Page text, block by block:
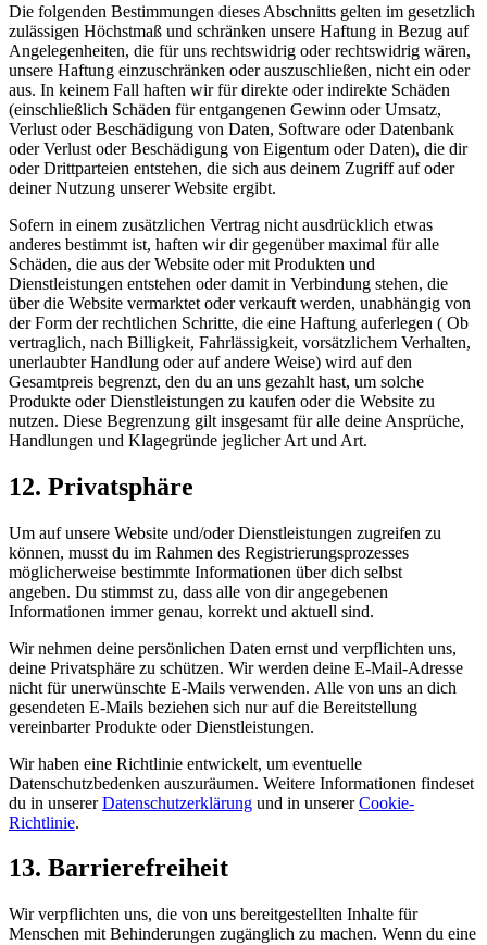
Die folgenden Bestimmungen dieses Abschnitts gelten im gesetzlich
zulässigen Höchstmaß und schränken unsere Haftung in Bezug auf
Angelegenheiten, die für uns rechtswidrig oder rechtswidrig wären,
unsere Haftung einzuschränken oder auszuschließen, nicht ein oder
aus. In keinem Fall haften wir für direkte oder indirekte Schäden
(einschließlich Schäden für entgangenen Gewinn oder Umsatz,
Verlust oder Beschädigung von Daten, Software oder Datenbank
oder Verlust oder Beschädigung von Eigentum oder Daten), die dir
oder Drittparteien entstehen, die sich aus deinem Zugriff auf oder
deiner Nutzung unserer Website ergibt.
Sofern in einem zusätzlichen Vertrag nicht ausdrücklich etwas
anderes bestimmt ist, haften wir dir gegenüber maximal für alle
Schäden, die aus der Website oder mit Produkten und
Dienstleistungen entstehen oder damit in Verbindung stehen, die
über die Website vermarktet oder verkauft werden, unabhängig von
der Form der rechtlichen Schritte, die eine Haftung auferlegen ( Ob
vertraglich, nach Billigkeit, Fahrlässigkeit, vorsätzlichem Verhalten,
unerlaubter Handlung oder auf andere Weise) wird auf den
Gesamtpreis begrenzt, den du an uns gezahlt hast, um solche
Produkte oder Dienstleistungen zu kaufen oder die Website zu
nutzen. Diese Begrenzung gilt insgesamt für alle deine Ansprüche,
Handlungen und Klagegründe jeglicher Art und Art.
12. Privatsphäre
Um auf unsere Website und/oder Dienstleistungen zugreifen zu
können, musst du im Rahmen des Registrierungsprozesses
möglicherweise bestimmte Informationen über dich selbst
angeben. Du stimmst zu, dass alle von dir angegebenen
Informationen immer genau, korrekt und aktuell sind.
Wir nehmen deine persönlichen Daten ernst und verpflichten uns,
deine Privatsphäre zu schützen. Wir werden deine E-Mail-Adresse
nicht für unerwünschte E-Mails verwenden. Alle von uns an dich
gesendeten E-Mails beziehen sich nur auf die Bereitstellung
vereinbarter Produkte oder Dienstleistungen.
Wir haben eine Richtlinie entwickelt, um eventuelle
Datenschutzbedenken auszuräumen. Weitere Informationen findeset
du in unsererDatenschutzerklärung und in unsererCookie-
Richtlinie.
13. Barrierefreiheit
Wir verpflichten uns, die von uns bereitgestellten Inhalte für
Menschen mit Behinderungen zugänglich zu machen. Wenn du eine